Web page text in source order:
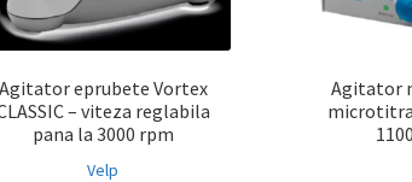
eprubete Vortex
– viteza reglabila
pana la 3000 rpm
Velp
Agitator